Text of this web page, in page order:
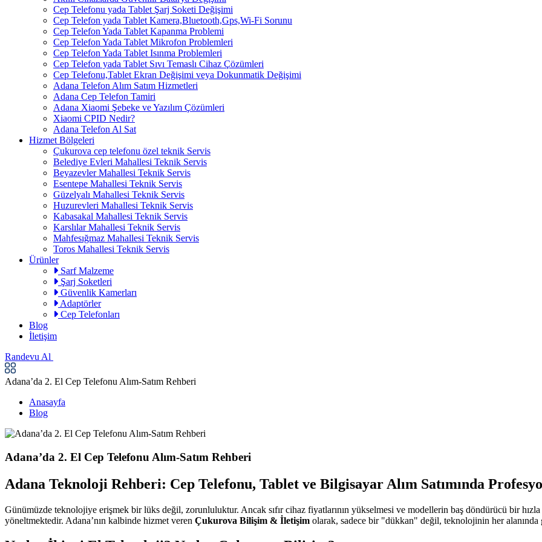
Cep Telefonu yada Tablet Şarj Soketi Değişimi
Cep Telefon yada Tablet Kamera,Bluetooth,Gps,Wi-Fi Sorunu
Cep Telefon Yada Tablet Kapanma Problemi
Cep Telefon Yada Tablet Mikrofon Problemleri
Cep Telefon Yada Tablet Isınma Problemleri
Cep Telefon yada Tablet Sıvı Temaslı Cihaz Çözümleri
Cep Telefonu,Tablet Ekran Değişimi veya Dokunmatik Değişimi
Adana Telefon Alım Satım Hizmetleri
Adana Cep Telefon Tamiri
Adana Xiaomi Şebeke ve Yazılım Çözümleri
Xiaomi CPID Nedir?
Adana Telefon Al Sat
Hizmet Bölgeleri
Çukurova cep telefonu özel teknik Servis
Belediye Evleri Mahallesi Teknik Servis
Beyazevler Mahallesi Teknik Servis
Esentepe Mahallesi Teknik Servis
Güzelyalı Mahallesi Teknik Servis
Huzurevleri Mahallesi Teknik Servis
Kabasakal Mahallesi Teknik Servis
Karslılar Mahallesi Teknik Servis
Mahfesığmaz Mahallesi Teknik Servis
Toros Mahallesi Teknik Servis
Ürünler
Sarf Malzeme
Şarj Soketleri
Güvenlik Kamerları
Adaptörler
Cep Telefonları
Blog
İletişim
Randevu Al
Adana’da 2. El Cep Telefonu Alım-Satım Rehberi
Anasayfa
Blog
Adana’da 2. El Cep Telefonu Alım-Satım Rehberi
Adana Teknoloji Rehberi: Cep Telefonu, Tablet ve Bilgisayar Alım Satımında
Günümüzde teknolojiye erişmek bir lüks değil, zorunluluktur. Ancak sıfır cihaz fiyatlarının yükselmesi ve modellerin baş döndürücü bir hızla
yöneltmektedir. Adana’nın kalbinde hizmet veren Çukurova Bilişim & İletişim olarak, sadece bir "dükkan" değil, teknolojinin her alanında